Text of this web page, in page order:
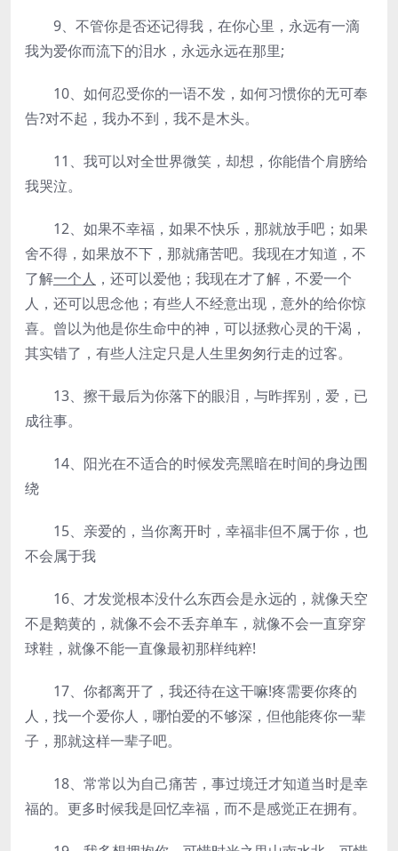
9、不管你是否还记得我，在你心里，永远有一滴
我为爱你而流下的泪水，永远永远在那里;
10、如何忍受你的一语不发，如何习惯你的无可奉
告?对不起，我办不到，我不是木头。
11、我可以对全世界微笑，却想，你能借个肩膀给
我哭泣。
12、如果不幸福，如果不快乐，那就放手吧；如果
舍不得，如果放不下，那就痛苦吧。我现在才知道，不
了解一个人 ，还可以爱他；我现在才了解，不爱一个
人，还可以思念他；有些人不经意出现，意外的给你惊
喜。曾以为他是你生命中的神，可以拯救心灵的干渴，
其实错了，有些人注定只是人生里匆匆行走的过客。
13、擦干最后为你落下的眼泪，与昨挥别，爱，已
成往事。
14、阳光在不适合的时候发亮黑暗在时间的身边围
绕
15、亲爱的，当你离开时，幸福非但不属于你，也
不会属于我
16、才发觉根本没什么东西会是永远的，就像天空
不是鹅黄的，就像不会不丢弃单车，就像不会一直穿穿
球鞋，就像不能一直像最初那样纯粹!
17、你都离开了，我还待在这干嘛!疼需要你疼的
人，找一个爱你人，哪怕爱的不够深，但他能疼你一辈
子，那就这样一辈子吧。
18、常常以为自己痛苦，事过境迁才知道当时是幸
福的。更多时候我是回忆幸福，而不是感觉正在拥有。